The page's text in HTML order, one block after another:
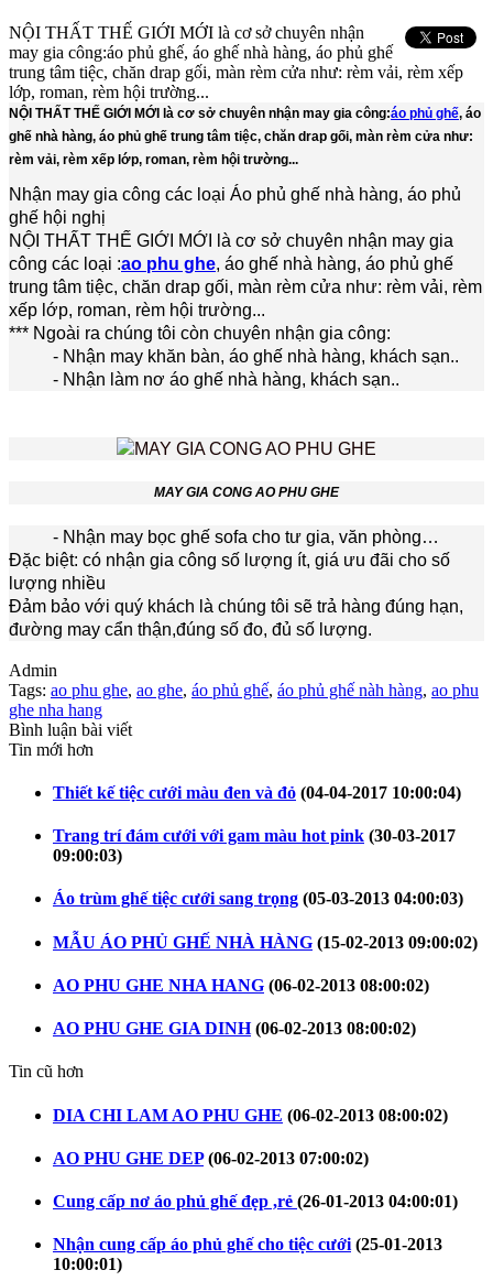
NỘI THẤT THẾ GIỚI MỚI là cơ sở chuyên nhận
may gia công:áo phủ ghế, áo ghế nhà hàng, áo phủ ghế
trung tâm tiệc, chăn drap gối, màn rèm cửa như: rèm vải, rèm xếp
lớp, roman, rèm hội trường...
NỘI THẤT THẾ GIỚI MỚI là cơ sở chuyên nhận may gia công:áo phủ ghế, áo
ghế nhà hàng, áo phủ ghế trung tâm tiệc, chăn drap gối, màn rèm cửa như:
rèm vải, rèm xếp lớp, roman, rèm hội trường...
Nhận may gia công các loại Áo phủ ghế nhà hàng, áo phủ
ghế hội nghị
NỘI THẤT THẾ GIỚI MỚI là cơ sở chuyên nhận may gia
công các loại :ao phu ghe, áo ghế nhà hàng, áo phủ ghế
trung tâm tiệc, chăn drap gối, màn rèm cửa như: rèm vải, rèm
xếp lớp, roman, rèm hội trường...
*** Ngoài ra chúng tôi còn chuyên nhận gia công:
- Nhận may khăn bàn, áo ghế nhà hàng, khách sạn..
- Nhận làm nơ áo ghế nhà hàng, khách sạn..
MAY GIA CONG AO PHU GHE
- Nhận may bọc ghế sofa cho tư gia, văn phòng…
Đặc biệt: có nhận gia công số lượng ít, giá ưu đãi cho số
lượng nhiều
Đảm bảo với quý khách là chúng tôi sẽ trả hàng đúng hạn,
đường may cẩn thận,đúng số đo, đủ số lượng.
Admin
Tags: ao phu ghe, ao ghe, áo phủ ghế, áo phủ ghế nàh hàng, ao phu
ghe nha hang
Bình luận bài viết
Tin mới hơn
Thiết kế tiệc cưới màu đen và đỏ (04-04-2017 10:00:04)
Trang trí đám cưới với gam màu hot pink (30-03-2017
09:00:03)
Áo trùm ghế tiệc cưới sang trọng (05-03-2013 04:00:03)
MẪU ÁO PHỦ GHẾ NHÀ HÀNG (15-02-2013 09:00:02)
AO PHU GHE NHA HANG (06-02-2013 08:00:02)
AO PHU GHE GIA DINH (06-02-2013 08:00:02)
Tin cũ hơn
DIA CHI LAM AO PHU GHE (06-02-2013 08:00:02)
AO PHU GHE DEP (06-02-2013 07:00:02)
Cung cấp nơ áo phủ ghế đẹp ,rẻ (26-01-2013 04:00:01)
Nhận cung cấp áo phủ ghế cho tiệc cưới (25-01-2013
10:00:01)